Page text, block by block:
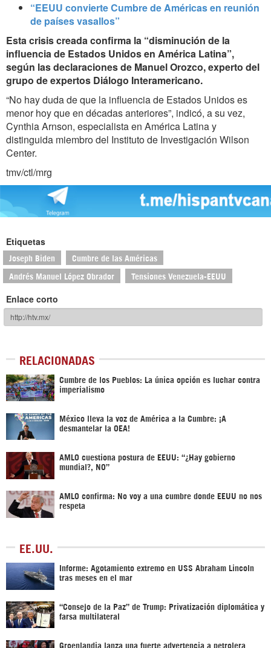
“EEUU convierte Cumbre de Américas en reunión
de países vasallos”
Esta crisis creada confirma la “disminución de la
influencia de Estados Unidos en América Latina”,
según las declaraciones de Manuel Orozco, experto del
grupo de expertos Diálogo Interamericano.
“No hay duda de que la influencia de Estados Unidos es
menor hoy que en décadas anteriores”, indicó, a su vez,
Cynthia Arnson, especialista en América Latina y
distinguida miembro del Instituto de Investigación Wilson
Center.
tmv/ctl/mrg
Etiquetas
Joseph Biden Cumbre de las Américas
Andrés Manuel López Obrador Tensiones Venezuela-EEUU
Enlace corto
RELACIONADAS
Cumbre de los Pueblos: La única opción es luchar contra
imperialismo
México lleva la voz de América a la Cumbre: ¡A
desmantelar la OEA!
AMLO cuestiona postura de EEUU: “¿Hay gobierno
mundial?, NO”
AMLO confirma: No voy a una cumbre donde EEUU no nos
respeta
EE.UU.
Informe: Agotamiento extremo en USS Abraham Lincoln
tras meses en el mar
“Consejo de la Paz” de Trump: Privatización diplomática y
farsa multilateral
Groenlandia lanza una fuerte advertencia a petrolera